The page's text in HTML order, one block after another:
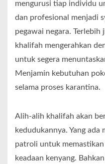
mengurusi tiap individu
dan profesional menjadi
pegawai negara.
khalifah mengerahkan
untuk segera
Menjamin kebutuhan
selama proses karantina.
Alih-alih khalifah akan
kedudukannya. Yang ada
patroli untuk
keadaan kenyang.